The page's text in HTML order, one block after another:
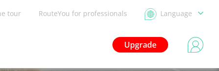
tour RouteYou for professionals Language
Upgrade